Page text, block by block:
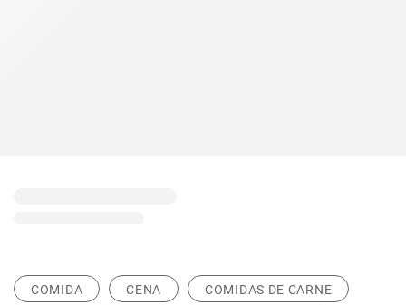
COMIDA CENA COMIDAS DE CARNE